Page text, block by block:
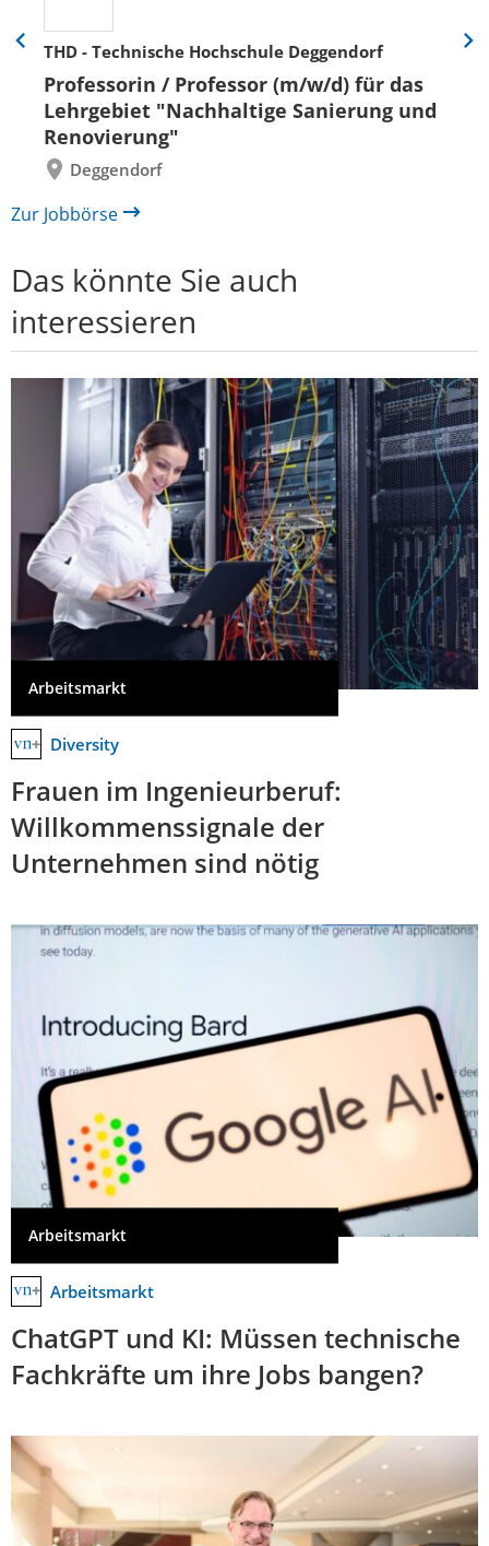
THD - Technische Hochschule Deggendorf
Professorin / Professor (m/w/d) für das
Lehrgebiet "Nachhaltige Sanierung und
Renovierung"
Deggendorf
Eine
zurück
Eine
Zur Jobbörse
Das könnte Sie auch
interessieren
Arbeitsmarkt
Diversity
Frauen im Ingenieurberuf:
Willkommenssignale der
Unternehmen sind nötig
Arbeitsmarkt
Arbeitsmarkt
ChatGPT und KI: Müssen technische
Fachkräfte um ihre Jobs bangen?